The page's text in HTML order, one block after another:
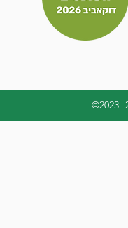
©2023 -